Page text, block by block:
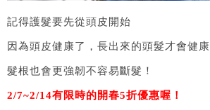
記得護髮要先從頭皮開始
因為頭皮健康了，長出來的頭髮才會健康
髮根也會更強韌不容易斷髮！
2/7~2/14有限時的開春5折優惠喔！